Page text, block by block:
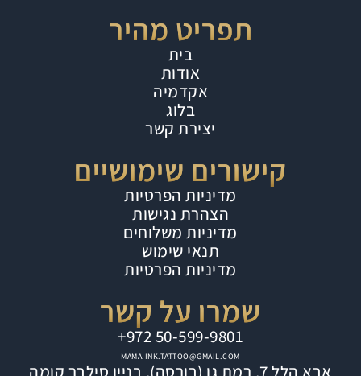
תפריט מהיר
בית
אודות
אקדמיה
בלוג
יצירת קשר
קישורים שימושיים
מדיניות הפרטיות
הצהרת נגישות
מדיניות משלוחים
תנאי שימוש
מדיניות הפרטיות
שמרו על קשר
MAMA.INK.TATTOO@GMAIL.COM
אבא הלל 7, רמת גן (בורסה), בניין סילבר קומה